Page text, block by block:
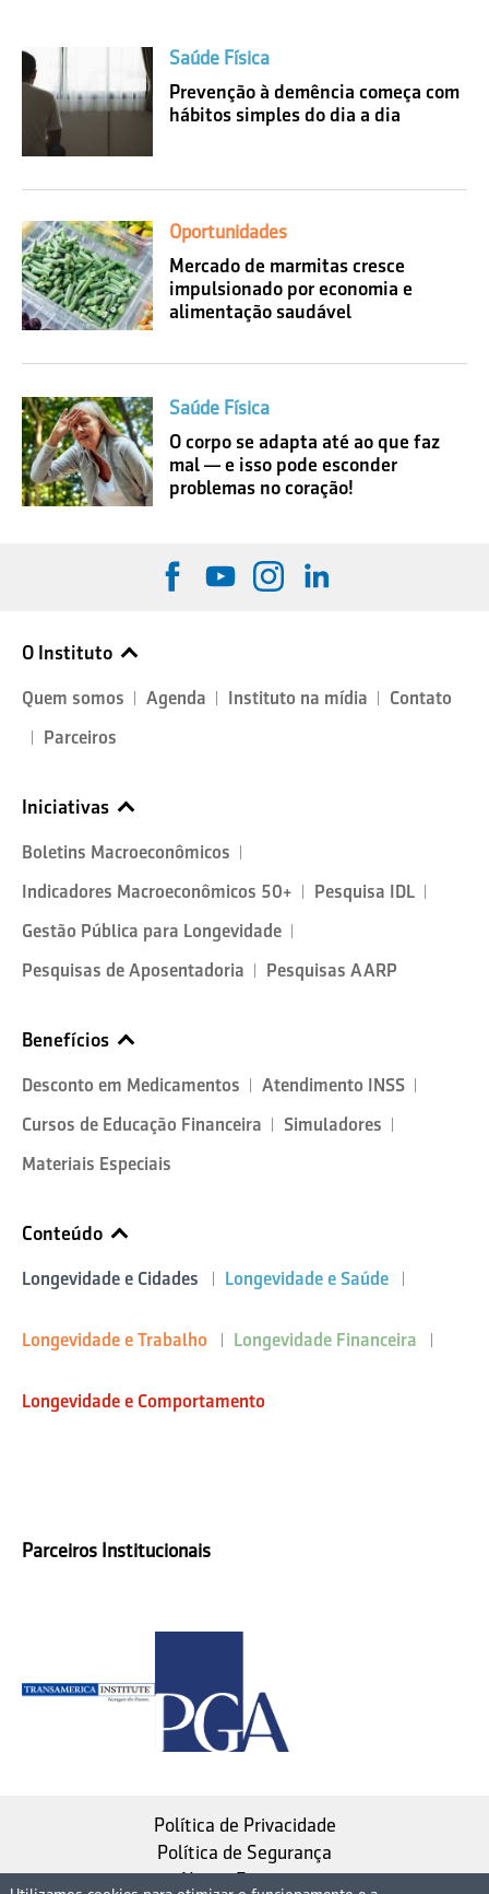
Saúde Física
Prevenção à demência começa com
hábitos simples do dia a dia
Oportunidades
Mercado de marmitas cresce
impulsionado por economia e
alimentação saudável
Saúde Física
O corpo se adapta até ao que faz
mal — e isso pode esconder
problemas no coração!
O Instituto
Quem somos Agenda Instituto na mídia
Contato
Parceiros
Iniciativas
Boletins Macroeconômicos
Indicadores Macroeconômicos 50+
Pesquisa IDL
Gestão Pública para Longevidade
Pesquisas de Aposentadoria
Pesquisas AARP
Benefícios
Desconto em Medicamentos
Atendimento INSS
Cursos de Educação Financeira
Simuladores
Materiais Especiais
Conteúdo
Longevidade e Cidades Longevidade e Saúde
Longevidade e Trabalho Longevidade Financeira
Longevidade e Comportamento
Parceiros Institucionais
Política de Privacidade
Política de Segurança
Nosso Estatuto